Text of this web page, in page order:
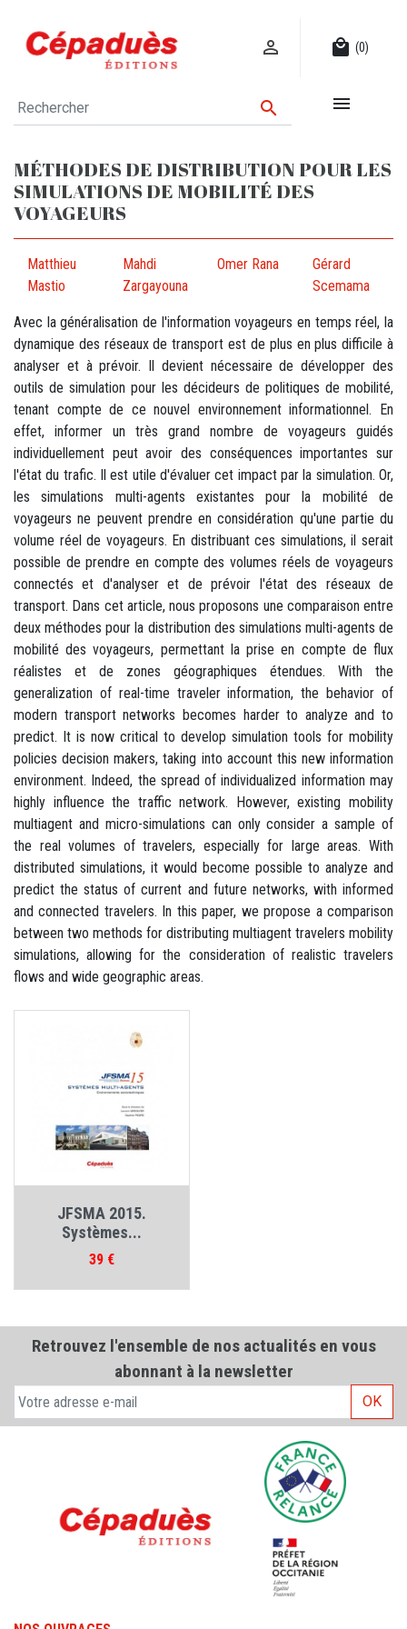
 local_mall (0)
 
MÉTHODES DE DISTRIBUTION POUR LES
SIMULATIONS DE MOBILITÉ DES
VOYAGEURS
Matthieu
Mastio
Mahdi
Zargayouna
Omer Rana
Gérard
Scemama
Avec la généralisation de l'information voyageurs en temps réel, la
dynamique des réseaux de transport est de plus en plus difficile à
analyser et à prévoir. Il devient nécessaire de développer des
outils de simulation pour les décideurs de politiques de mobilité,
tenant compte de ce nouvel environnement informationnel. En
effet, informer un très grand nombre de voyageurs guidés
individuellement peut avoir des conséquences importantes sur
l'état du trafic. Il est utile d'évaluer cet impact par la simulation. Or,
les simulations multi-agents existantes pour la mobilité de
voyageurs ne peuvent prendre en considération qu'une partie du
volume réel de voyageurs. En distribuant ces simulations, il serait
possible de prendre en compte des volumes réels de voyageurs
connectés et d'analyser et de prévoir l'état des réseaux de
transport. Dans cet article, nous proposons une comparaison entre
deux méthodes pour la distribution des simulations multi-agents de
mobilité des voyageurs, permettant la prise en compte de flux
réalistes et de zones géographiques étendues. With the
generalization of real-time traveler information, the behavior of
modern transport networks becomes harder to analyze and to
predict. It is now critical to develop simulation tools for mobility
policies decision makers, taking into account this new information
environment. Indeed, the spread of individualized information may
highly influence the traffic network. However, existing mobility
multiagent and micro-simulations can only consider a sample of
the real volumes of travelers, especially for large areas. With
distributed simulations, it would become possible to analyze and
predict the status of current and future networks, with informed
and connected travelers. In this paper, we propose a comparison
between two methods for distributing multiagent travelers mobility
simulations, allowing for the consideration of realistic travelers
flows and wide geographic areas.
JFSMA 2015.
Systèmes...
Prix
39 €
Retrouvez l'ensemble de nos actualités en vous
abonnant à la newsletter
OK